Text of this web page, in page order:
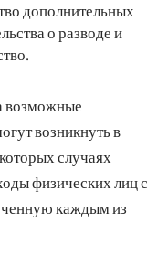
дополнительных
о разводе и
возможные
возникнуть в
случаях
физических лиц с
каждым из